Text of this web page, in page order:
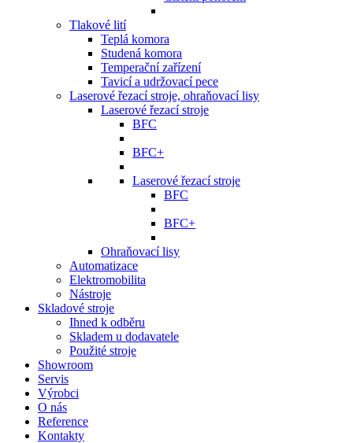
Tlakové lití
Teplá komora
Studená komora
Temperační zařízení
Tavicí a udržovací pece
Laserové řezací stroje, ohraňovací lisy
Laserové řezací stroje
BFC
BFC+
Laserové řezací stroje
BFC
BFC+
Ohraňovací lisy
Automatizace
Elektromobilita
Nástroje
Skladové stroje
Ihned k odběru
Skladem u dodavatele
Použité stroje
Showroom
Servis
Výrobci
O nás
Reference
Kontakty